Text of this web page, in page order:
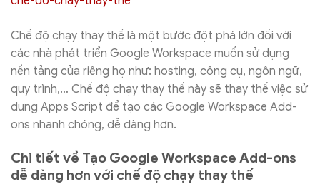
Chế độ chạy thay thế là một bước đột phá lớn đối với
các nhà phát triển Google Workspace muốn sử dụng
nền tảng của riêng họ như: hosting, công cụ, ngôn ngữ,
quy trình,… Chế độ chạy thay thế này sẽ thay thế việc sử
dụng Apps Script để tạo các Google Workspace Add-
ons nhanh chóng, dễ dàng hơn.
Chi tiết về Tạo Google Workspace Add-ons
dễ dàng hơn với chế độ chạy thay thế